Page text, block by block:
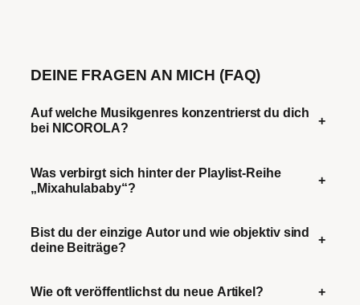
DEINE FRAGEN AN MICH (FAQ)
Auf welche Musikgenres konzentrierst du dich
bei NICOROLA?
+
Was verbirgt sich hinter der Playlist-Reihe
„Mixahulababy“?
+
Bist du der einzige Autor und wie objektiv sind
deine Beiträge?
+
Wie oft veröffentlichst du neue Artikel? +